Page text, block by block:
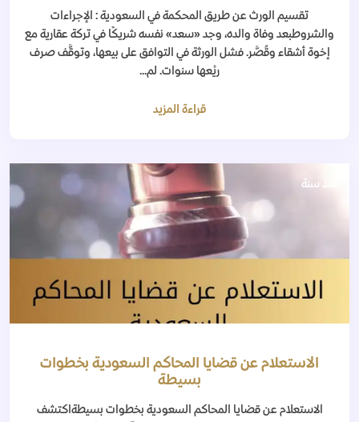
تقسيم الورث عن طريق المحكمة في السعودية : الإجراءات
والشروطبعد وفاة والده، وجد «سعد» نفسه شريكًا في تركة عقارية مع
إخوة أشقاء وقُصَّر. فشل الورثة في التوافق على بيعها، وتوقَّف صرف
ريْعها سنوات. لم...
قراءة المزيد
منذ سنة
الاستعلام عن قضايا المحاكم السعودية بخطوات
بسيطة
الاستعلام عن قضايا المحاكم السعودية بخطوات بسيطةاكتشف